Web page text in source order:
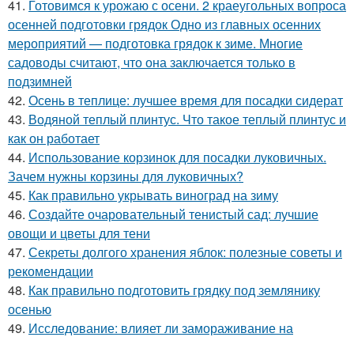
41. Готовимся к урожаю с осени. 2 краеугольных вопроса
осенней подготовки грядок Одно из главных осенних
мероприятий — подготовка грядок к зиме. Многие
садоводы считают, что она заключается только в
подзимней
42. Осень в теплице: лучшее время для посадки сидерат
43. Водяной теплый плинтус. Что такое теплый плинтус и
как он работает
44. Использование корзинок для посадки луковичных.
Зачем нужны корзины для луковичных?
45. Как правильно укрывать виноград на зиму
46. Создайте очаровательный тенистый сад: лучшие
овощи и цветы для тени
47. Секреты долгого хранения яблок: полезные советы и
рекомендации
48. Как правильно подготовить грядку под землянику
осенью
49. Исследование: влияет ли замораживание на